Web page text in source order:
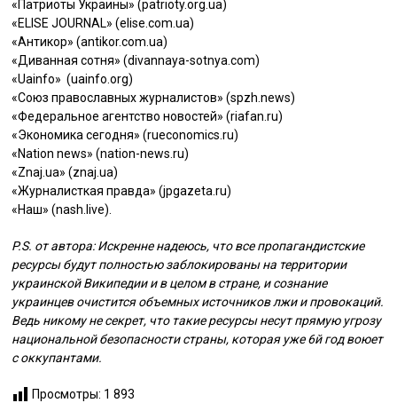
«Патриоты Украины» (patrioty.org.ua)
«ELISE JOURNAL» (elise.com.ua)
«Антикор» (antikor.com.ua)
«Диванная сотня» (divannaya-sotnya.com)
«Uainfo» (uainfo.org)
«Союз православных журналистов» (spzh.news)
«Федеральное агентство новостей» (riafan.ru)
«Экономика сегодня» (rueconomics.ru)
«Nation news» (nation-news.ru)
«Znaj.ua» (znaj.ua)
«Журналисткая правда» (jpgazeta.ru)
«Наш» (nash.live).
P.S. от автора: Искренне надеюсь, что все пропагандистские
ресурсы будут полностью заблокированы на территории
украинской Википедии и в целом в стране, и сознание
украинцев очистится объемных источников лжи и провокаций.
Ведь никому не секрет, что такие ресурсы несут прямую угрозу
национальной безопасности страны, которая уже 6й год воюет
с оккупантами.
Просмотры: 1 893